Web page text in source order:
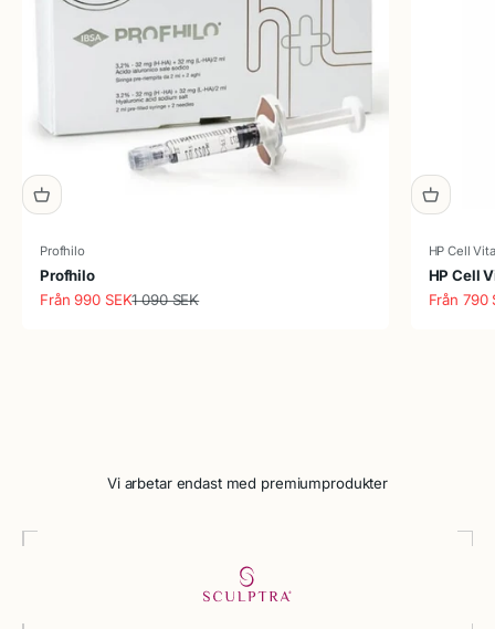
Profhilo
Profhilo
REA-pris
Från 990 SEKPris
1 090 SEK
HP Cell
HP Cell
REA-pris
Från 790
Vi arbetar endast med premiumprodukter